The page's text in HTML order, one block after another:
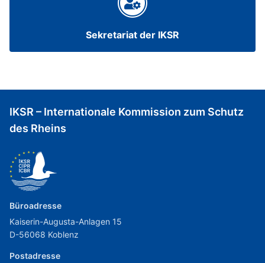
Sekretariat der IKSR
IKSR – Internationale Kommission zum Schutz
des Rheins
Büroadresse
Kaiserin-Augusta-Anlagen 15
D-56068 Koblenz
Postadresse